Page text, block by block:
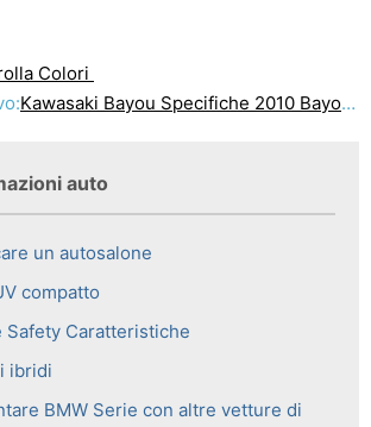
Colori
Kawasaki Bayou Specifiche 2010 Bayou 250 fuoristrada
auto
un autosalone
compatto
Safety Caratteristiche
ibridi
BMW Serie con altre vetture di